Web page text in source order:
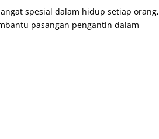
spesial dalam hidup setiap orang,
pasangan pengantin dalam